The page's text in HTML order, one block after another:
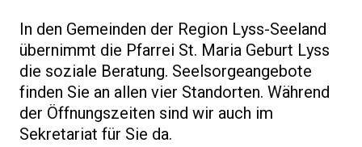
In den Gemeinden der Region Lyss-Seeland
übernimmt die Pfarrei St. Maria Geburt Lyss
die soziale Beratung. Seelsorgeangebote
finden Sie an allen vier Standorten. Während
der Öffnungszeiten sind wir auch im
Sekretariat für Sie da.